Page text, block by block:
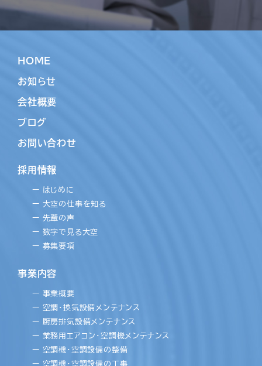
HOME
お知らせ
会社概要
ブログ
お問い合わせ
採用情報
ー はじめに
ー 大空の仕事を知る
ー 先輩の声
ー 数字で見る大空
ー 募集要項
事業内容
ー 事業概要
ー 空調・換気設備メンテナンス
ー 厨房排気設備メンテナンス
ー 業務用エアコン・空調機メンテナンス
ー 空調機・空調設備の整備
ー 空調機・空調設備の工事